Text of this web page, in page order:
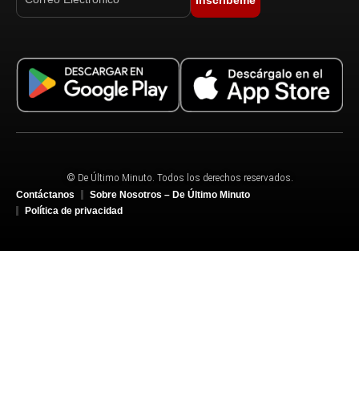
© De Último Minuto. Todos los derechos reservados.
Contáctanos
Sobre Nosotros – De Último Minuto
Política de privacidad